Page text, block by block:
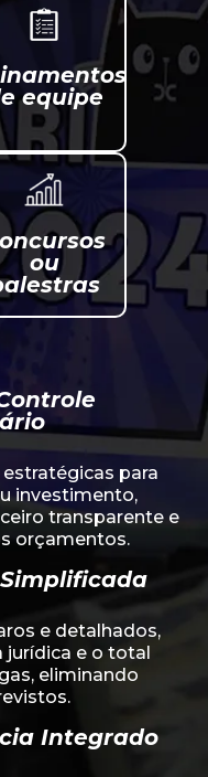
equipe
ou
para
investimento,
transparente e
orçamentos.
e detalhados,
jurídica e o total
eliminando
Integrado